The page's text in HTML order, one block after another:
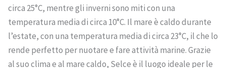
circa 25°C, mentre gli inverni sono miti con una
temperatura media di circa 10°C. Il mare è caldo durante
l’estate, con una temperatura media di circa 23°C, il che lo
rende perfetto per nuotare e fare attività marine. Grazie
al suo clima e al mare caldo, Selce è il luogo ideale per le